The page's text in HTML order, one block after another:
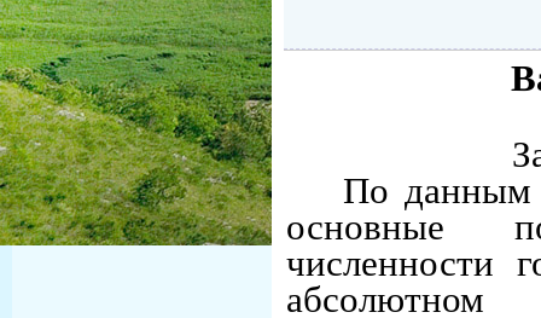
По данным
основные
численности